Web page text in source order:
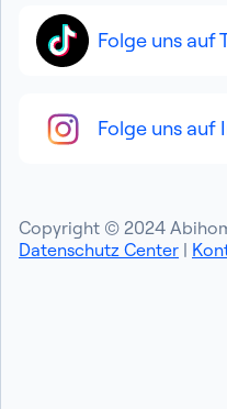
Folge uns auf
Folge uns auf
Copyright © 2024
Datenschutz Center |